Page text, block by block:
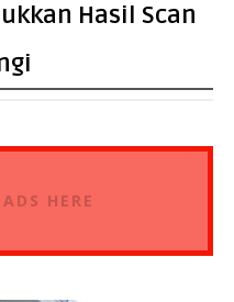
Hasil Scan
HERE